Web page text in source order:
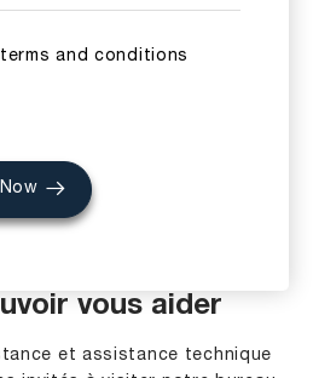
and conditions
vous aider
et assistance technique